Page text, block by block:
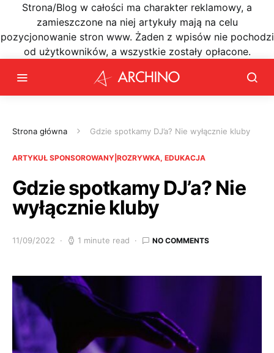
Strona/Blog w całości ma charakter reklamowy, a
zamieszczone na niej artykuły mają na celu
pozycjonowanie stron www. Żaden z wpisów nie pochodzi
od użytkowników, a wszystkie zostały opłacone.
Strona główna Gdzie spotkamy DJ’a? Nie wyłącznie kluby
ARTYKUŁ SPONSOROWANY|ROZRYWKA, EDUKACJA
Gdzie spotkamy DJ’a? Nie
wyłącznie kluby
11/09/2022 1 minute read NO COMMENTS